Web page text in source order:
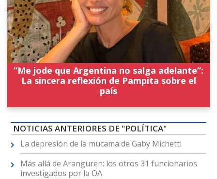
“Me jode que Argentina no salga adelante”:
La sincera reflexión de Pampita sobre el
país
NOTICIAS ANTERIORES DE "POLÍTICA"
La depresión de la mucama de Gaby Michetti
Más allá de Aranguren: los otros 31 funcionarios
investigados por la OA